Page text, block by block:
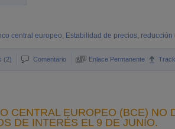
central europeo, Estabilidad de precios, reducción
(2) Comentario Enlace Permanente
CENTRAL EUROPEO (BCE) NO
DE INTERÉS EL 9 DE JUNIO.